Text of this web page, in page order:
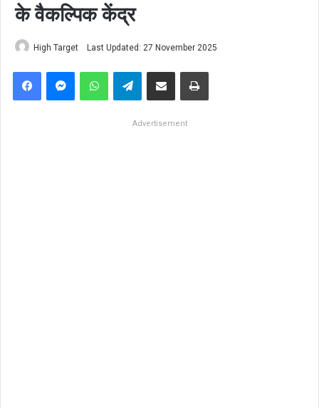
के वैकल्पिक केंद्र
High Target Last Updated: 27 November 2025
FacebookMessengerWhatsAppTelegramShare via Email Print
Advertisement